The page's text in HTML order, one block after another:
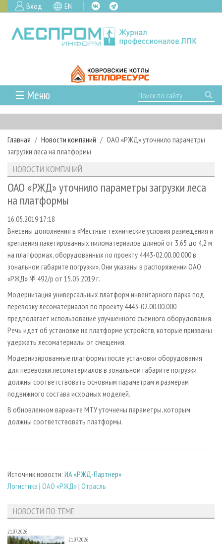
Вход EN
☰ Меню
ГЛАВНАЯ
РУБРИКИ И ТЕМЫ
РУБРИКИ ЖУРНАЛА
ЛЕСНОЕ ХОЗЯЙСТВО
ЛЕСОЗАГОТОВКА
ЛЕСОПИЛЕНИЕ
СУШКА ДРЕВЕСИНЫ
ПРОИЗВОДСТВО ДРЕВЕСНЫХ ПЛИТ
ДЕРЕВЯННОЕ ДОМОСТРОЕНИЕ
ПРОИЗВОДСТВО МЕБЕЛИ
БИОЭНЕРГЕТИКА
ЦБП
ИНСТРУМЕНТ И МАТЕРИАЛЫ
НОВОСТИ
КАЛЕНДАРЬ СОБЫТИЙ
НОВОСТИ ЛПК
НОВОСТИ ЖУРНАЛА
ПРОЕКТЫ ЛПИ
АНАЛИТИКА
ПРЕДПРИЯТИЯ ЛПК
ПЕРСОНЫ
МОБИЛЬНЫЕ ВЫСТАВКИ
ОФИЦИАЛЬНЫЕ ДЕЛЕГАЦИИ
ПРИОРИТЕТНЫЕ ИНВЕСТПРОЕКТЫ
RUSSIAN FORESTRY REVIEW
ГАЗЕТА ЛЕСПРОМФОРУМ
БИБЛИОТЕКА СПЕЦИАЛИСТА
АРХИВ
АРХИВ ЖУРНАЛОВ
О ЖУРНАЛЕ
ПОДПИСКА
КОНТАКТЫ
РЕКЛАМОДАТЕЛЯМ
РЕКЛАМА
РЕКЛАМА НА САЙТЕ
Главная Новости компаний
ОАО «РЖД» уточнило параметры
загрузки леса на платформы
НОВОСТИ КОМПАНИЙ
ОАО «РЖД» уточнило параметры загрузки леса
на платформы
16.05.2019 17:18
Внесены дополнения в «Местные технические условия размещения и
крепления пакетированных пиломатериалов длиной от 3,65 до 4,2 м
на платформах, оборудованных по проекту 4443-02.00.00.000 в
зональном габарите погрузки». Они указаны в распоряжении ОАО
«РЖД» № 492/р от 15.05.2019 г.
Модернизация универсальных платформ инвентарного парка под
перевозку лесоматериалов по проекту 4443-02.00.00.000
предполагает использование улучшенного съемного оборудования.
Речь идет об установке на платформе устройств, которые призваны
удержать лесоматериалы от смещения.
Модернизированные платформы после установки оборудования
для перевозки лесоматериалов в зональном габарите погрузки
должны соответствовать основным параметрам и размерам
подвижного состава исходных моделей.
В обновленном варианте МТУ уточнены параметры, которым
должны соответствовать платформы.
Источник новости: ИА «РЖД-Партнер»
Логистика | ОАО «РЖД»| Отрасль
НОВОСТИ ПО ТЕМЕ
21.07.2026
21.07.2026